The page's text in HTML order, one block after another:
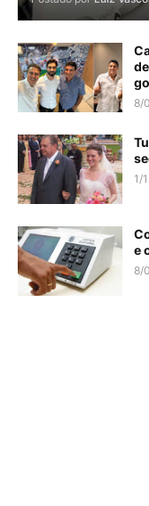
8/
1/
e
8/